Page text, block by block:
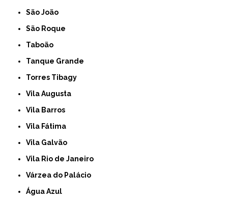
São João
São Roque
Taboão
Tanque Grande
Torres Tibagy
Vila Augusta
Vila Barros
Vila Fátima
Vila Galvão
Vila Rio de Janeiro
Várzea do Palácio
Água Azul